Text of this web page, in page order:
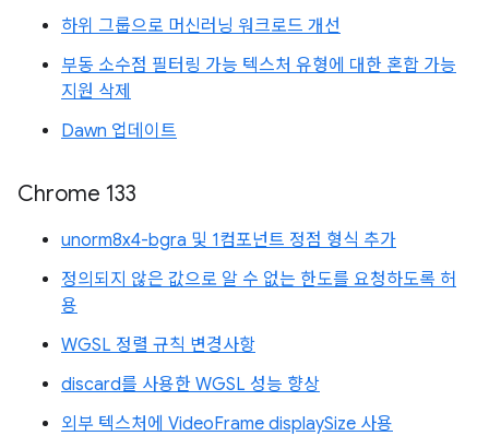
하위 그룹으로 머신러닝 워크로드 개선
부동 소수점 필터링 가능 텍스처 유형에 대한 혼합 가능
지원 삭제
Dawn 업데이트
Chrome 133
unorm8x4-bgra 및 1컴포넌트 정점 형식 추가
정의되지 않은 값으로 알 수 없는 한도를 요청하도록 허
용
WGSL 정렬 규칙 변경사항
discard를 사용한 WGSL 성능 향상
외부 텍스처에 VideoFrame displaySize 사용